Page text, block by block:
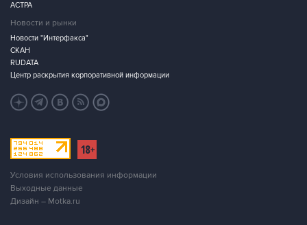
АСТРА
Новости и рынки
Новости "Интерфакса"
СКАН
RUDATA
Центр раскрытия корпоративной информации
Условия использования информации
Выходные данные
Дизайн – Motka.ru